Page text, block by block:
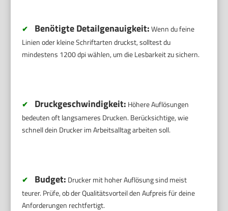
✔ Benötigte Detailgenauigkeit:Wenn du feine
Linien oder kleine Schriftarten druckst, solltest du
mindestens 1200 dpi wählen, um die Lesbarkeit zu sichern.
✔ Druckgeschwindigkeit: Höhere Auflösungen
bedeuten oft langsameres Drucken. Berücksichtige, wie
schnell dein Drucker im Arbeitsalltag arbeiten soll.
✔ Budget: Drucker mit hoher Auflösung sind meist
teurer. Prüfe, ob der Qualitätsvorteil den Aufpreis für deine
Anforderungen rechtfertigt.